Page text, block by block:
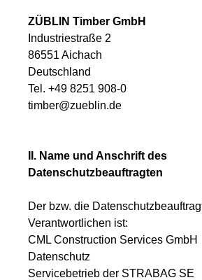
ZÜBLIN Timber GmbH
Industriestraße 2
86551 Aichach
Deutschland
Tel. +49 8251 908-0
timber@zueblin.de
II. Name und Anschrift des
Datenschutzbeauftragten
Der bzw. die
Verantwortlichen ist:
CML Construction Services GmbH
Datenschutz
Servicebetrieb der STRABAG SE